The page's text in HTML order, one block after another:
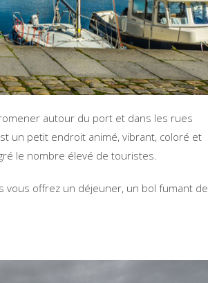
autour du port et dans les rues
un petit endroit animé, vibrant, coloré et
le nombre élevé de touristes.
offrez un déjeuner, un bol fumant de